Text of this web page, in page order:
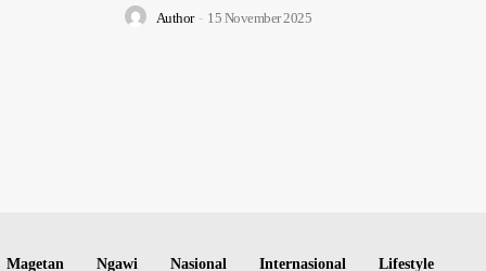
Author - 15 November 2025
Magetan Ngawi Nasional Internasional Lifestyle